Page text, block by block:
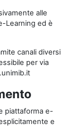
alle
Learning ed è
canali diversi
per via
piattaforma e-
e